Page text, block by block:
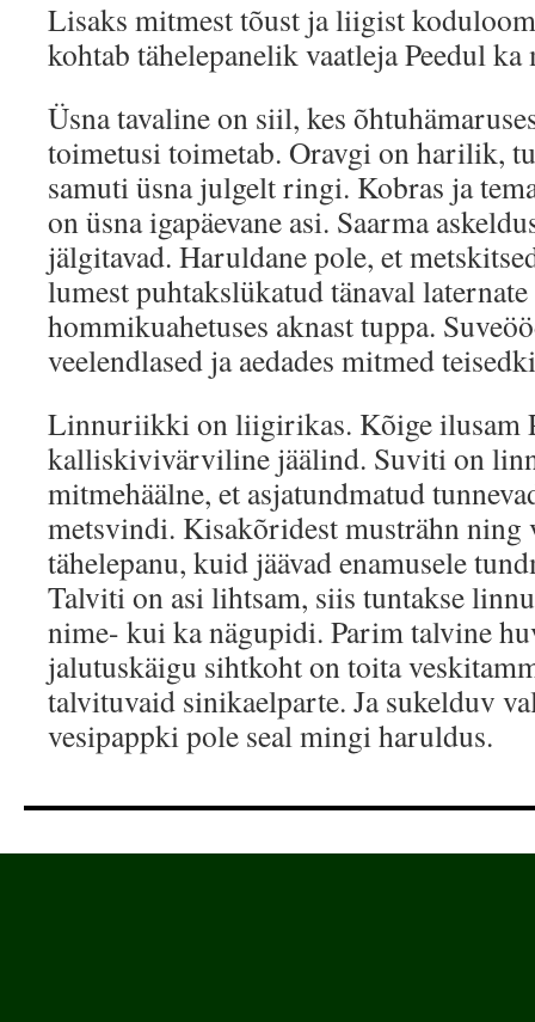
Lisaks mitmest tõust ja liigist
kohtab tähelepanelik vaatleja Peedul
Üsna tavaline on siil, kes
toimetusi toimetab. Oravgi on harilik,
samuti üsna julgelt ringi. Kobras ja
on üsna igapäevane asi. Saarma
jälgitavad. Haruldane pole, et
lumest puhtakslükatud tänaval
hommikuahetuses aknast tuppa.
veelendlased ja aedades mitmed
Linnuriikki on liigirikas. Kõige ilusam
kalliskivivärviline jäälind. Suviti on
mitmehäälne, et asjatundmatud
metsvindi. Kisakõridest musträhn ning
tähelepanu, kuid jäävad enamusele
Talviti on asi lihtsam, siis tuntakse
nime- kui ka nägupidi. Parim talvine
jalutuskäigu sihtkoht on toita
talvituvaid sinikaelparte. Ja sukelduv
vesipappki pole seal mingi haruldus.